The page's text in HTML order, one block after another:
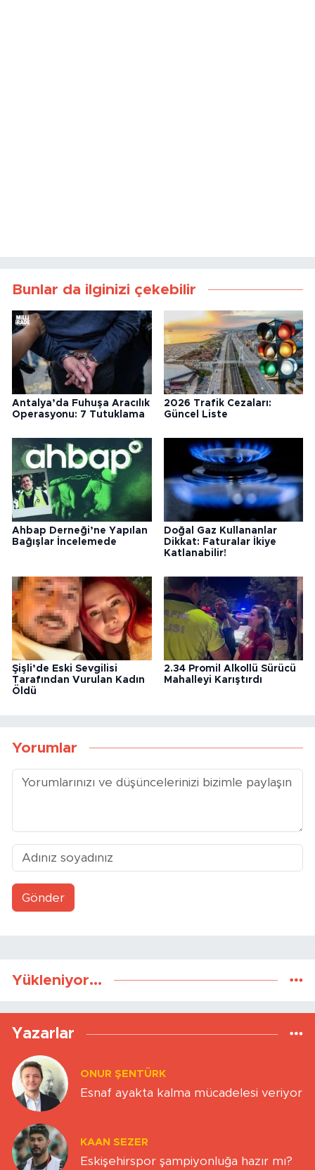
Bunlar da ilginizi çekebilir
Antalya’da Fuhuşa Aracılık
Operasyonu: 7 Tutuklama
2026 Trafik Cezaları:
Güncel Liste
Ahbap Derneği’ne Yapılan
Bağışlar İncelemede
Doğal Gaz Kullananlar
Dikkat: Faturalar İkiye
Katlanabilir!
Şişli’de Eski Sevgilisi
Tarafından Vurulan Kadın
Öldü
2.34 Promil Alkollü Sürücü
Mahalleyi Karıştırdı
Yorumlar
Gönder
Yükleniyor...
Yazarlar
ONUR ŞENTÜRK
Esnaf ayakta kalma mücadelesi veriyor
KAAN SEZER
Eskişehirspor şampiyonluğa hazır mı?